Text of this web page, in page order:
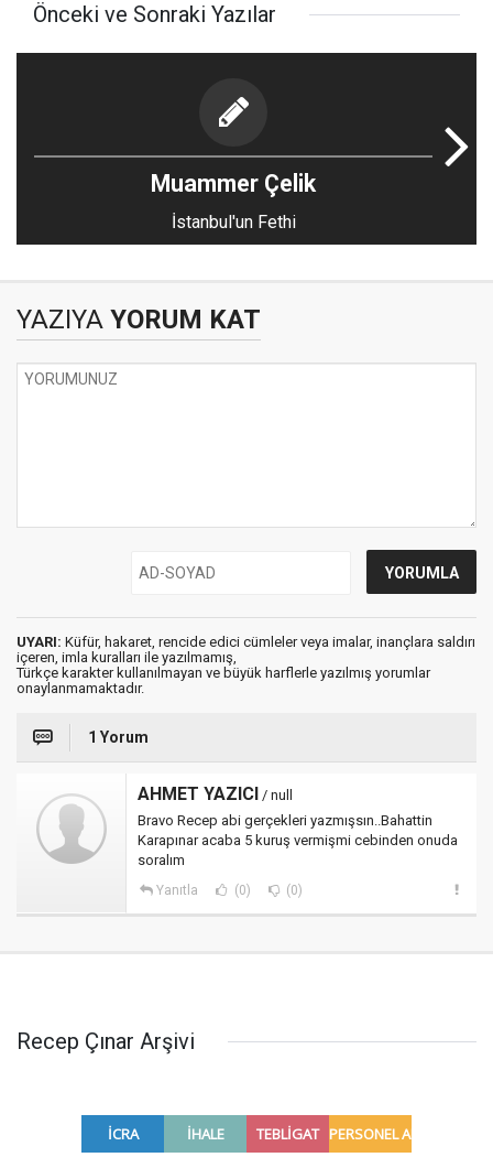
Önceki ve Sonraki Yazılar
Muammer Çelik
İstanbul'un Fethi
YAZIYA YORUM KAT
UYARI: Küfür, hakaret, rencide edici cümleler veya imalar, inançlara saldırı
içeren, imla kuralları ile yazılmamış,
Türkçe karakter kullanılmayan ve büyük harflerle yazılmış yorumlar
onaylanmamaktadır.
1 Yorum
AHMET YAZICI / null
Bravo Recep abi gerçekleri yazmışsın..Bahattin
Karapınar acaba 5 kuruş vermişmi cebinden onuda
soralım
Yanıtla (0) (0)
Recep Çınar Arşivi